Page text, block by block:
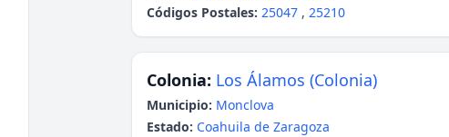
Códigos Postales: 25047 , 25210
Colonia: Los Álamos (Colonia)
Municipio: Monclova
Estado: Coahuila de Zaragoza